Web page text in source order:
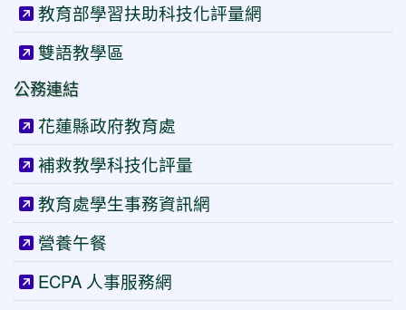
教育部學習扶助科技化評量網
雙語教學區
公務連結
花蓮縣政府教育處
補救教學科技化評量
教育處學生事務資訊網
營養午餐
ECPA 人事服務網